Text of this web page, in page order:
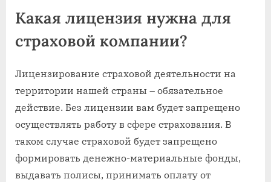
Какая лицензия нужна для
страховой компании?
Лицензирование страховой деятельности на
территории нашей страны – обязательное
действие. Без лицензии вам будет запрещено
осуществлять работу в сфере страхования. В
таком случае страховой будет запрещено
формировать денежно-материальные фонды,
выдавать полисы, принимать оплату от